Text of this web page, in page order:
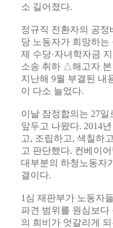
소 길어졌다.
정규직 전환자의 공
당 노동자가 희망하
제 수당·자녀학자금
소송 취하 △해고자 본
지난해 9월 부결된 내
이 다소 늘었다.
이날 잠정합의는 27
앞두고 나왔다. 2014
고, 조립하고, 색칠하
고 판단했다. 컨베이
대부분의 하청노동자
결이다.
1심 재판부가 노동자
파견 범위를 원심보
의 희비가 엇갈리게